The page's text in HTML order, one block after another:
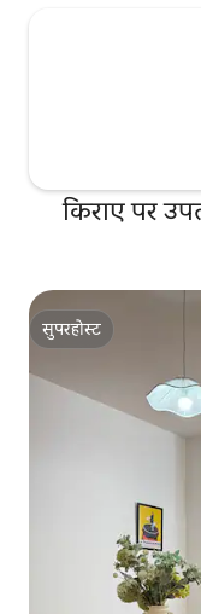
d'heure de route : रूट
किराए पर
सुपरहोस्ट
सुपरहोस्ट